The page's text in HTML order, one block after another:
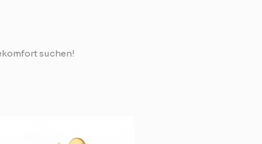
suchen!